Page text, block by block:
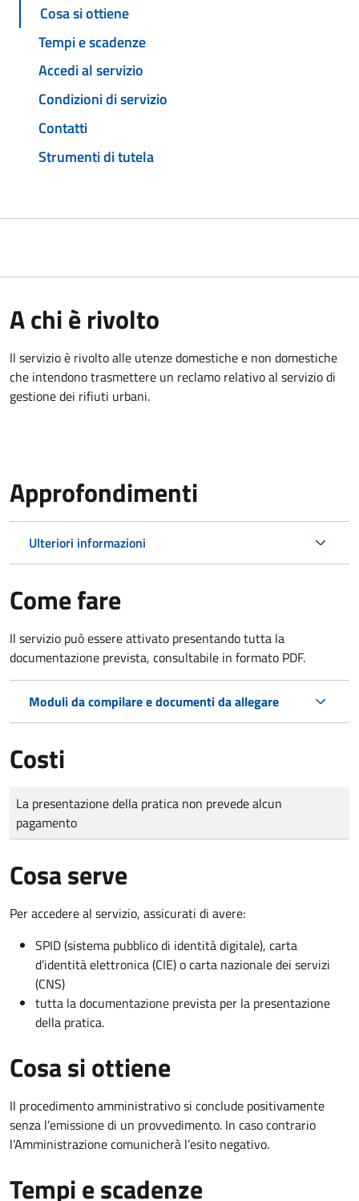
Cosa si ottiene
Tempi e scadenze
Accedi al servizio
Condizioni di servizio
Contatti
Strumenti di tutela
A chi è rivolto
Il servizio è rivolto alle utenze domestiche e non domestiche
che intendono trasmettere un reclamo relativo al servizio di
gestione dei rifiuti urbani.
Approfondimenti
Ulteriori informazioni
Come fare
Il servizio può essere attivato presentando tutta la
documentazione prevista, consultabile in formato PDF.
Moduli da compilare e documenti da allegare
Costi
Tipo di pagamento
Importo
La presentazione della pratica non prevede alcun
pagamento
Cosa serve
Per accedere al servizio, assicurati di avere:
SPID (sistema pubblico di identità digitale), carta
d’identità elettronica (CIE) o carta nazionale dei servizi
(CNS)
tutta la documentazione prevista per la presentazione
della pratica.
Cosa si ottiene
Il procedimento amministrativo si conclude positivamente
senza l’emissione di un provvedimento. In caso contrario
l’Amministrazione comunicherà l’esito negativo.
Tempi e scadenze